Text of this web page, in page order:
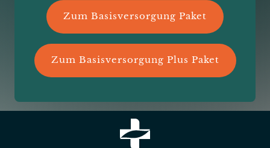
Zum Basisversorgung Paket
Zum Basisversorgung Plus Paket